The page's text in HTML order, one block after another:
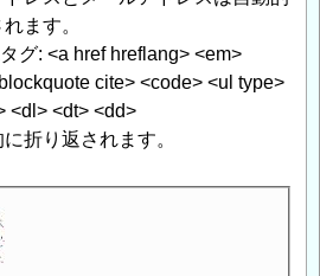
ます。
グ: <a href hreflang> <em>
cite> <code> <ul type>
<dl> <dt> <dd>
折り返されます。